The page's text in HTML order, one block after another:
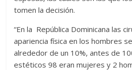
tomen la decisión.
“En la República Dominicana las
apariencia física en los hombres
alrededor de un 10%, antes de
estéticos 98 eran mujeres y 2